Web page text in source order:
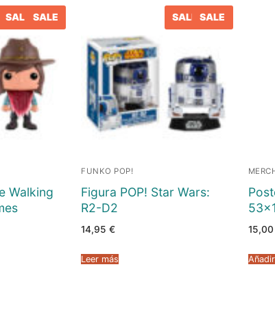
SALE SALE
Walking
FUNKO POP!
SALE SALE
Figura POP! Star Wars:
R2-D2
14,95€
Leer más
15,00